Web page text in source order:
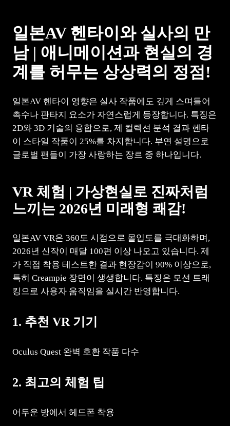
일본AV 헨타이와 실사의 만
남 | 애니메이션과 현실의 경
계를 허무는 상상력의 정점!
일본AV 헨타이 영향은 실사 작품에도 깊게 스며들어
촉수나 판타지 요소가 자연스럽게 등장합니다. 특징은
2D와 3D 기술의 융합으로, 제 컬렉션 분석 결과 헨타
이 스타일 작품이 25%를 차지합니다. 부연 설명으로
글로벌 팬들이 가장 사랑하는 장르 중 하나입니다.
VR 체험 | 가상현실로 진짜처럼
느끼는 2026년 미래형 쾌감!
일본AV VR은 360도 시점으로 몰입도를 극대화하며,
2026년 신작이 매달 100편 이상 나오고 있습니다. 제
가 직접 착용 테스트한 결과 현장감이 90% 이상으로,
특히 Creampie 장면이 생생합니다. 특징은 모션 트래
킹으로 사용자 움직임을 실시간 반영합니다.
1. 추천 VR 기기
Oculus Quest 완벽 호환 작품 다수
2. 최고의 체험 팁
어두운 방에서 헤드폰 착용